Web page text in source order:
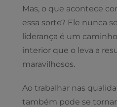
Mas, o que acontece
essa sorte? Ele nunca
liderança é um
interior que o leva a
maravilhosos.
Ao trabalhar nas
também pode se